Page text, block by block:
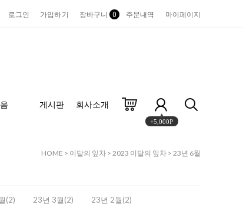
로그인 가입하기 장바구니 0 주문내역 마이페이지
게시판 회사소개
+5,000P
HOME > 이달의 잎차 > 2023 이달의 잎차 > 23년 6월
(2) 23년 3월(2) 23년 2월(2)